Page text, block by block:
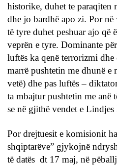
historike, duhet te paraqiten
dhe jo bardhë apo zi. Por
të tyre duhet peshuar ajo që
veprën e tyre. Dominante
luftës ka qenë terrorizmi
marrë pushtetin me dhunë e
vetë) dhe pas luftës –
ta mbajtur pushtetin me anë
se në gjithë vendet e
Por drejtuesit e komisionit
shqiptarëve” gjykojnë
të datës dt 17 maj, në